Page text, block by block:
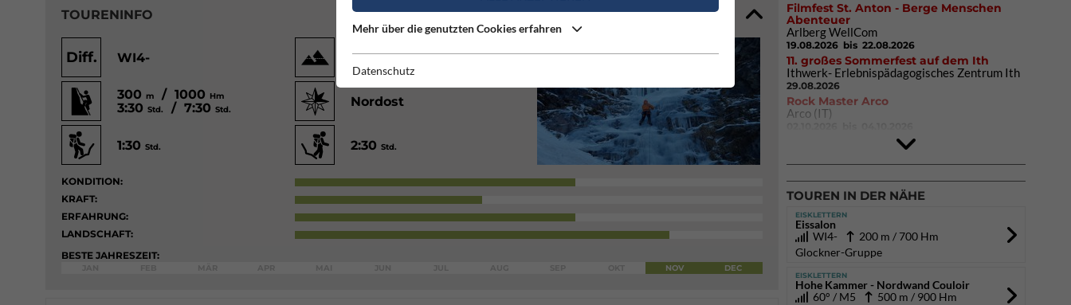
TOURENINFO
Diff. WI4- 1750
300m / 1000 Hm
3:30Std. / 7:30Std.
Nordost
1:30Std. 2:30Std.
KONDITION:
KRAFT:
ERFAHRUNG:
LANDSCHAFT:
BESTE JAHRESZEIT:
NOV DEC
Filmfest St. Anton - Berge Menschen
Abenteuer
Arlberg WellCom
19.08.2026 bis 22.08.2026
11. großes Sommerfest auf dem Ith
Ithwerk- Erlebnispädagogisches Zentrum Ith
29.08.2026
Rock Master Arco
Arco (IT)
9. Eiskletter Festival Osttirol
08.01.2027bis 10.01.2027
TOUREN IN DER NÄHE
EISKLETTERN
Eissalon
WI4-
200 m / 700 Hm
Glockner-Gruppe
EISKLETTERN
Hohe Kammer - Nordwand Couloir
60° / M5
500 m / 900 Hm
Mehr über die genutzten Cookies erfahren
Datenschutz